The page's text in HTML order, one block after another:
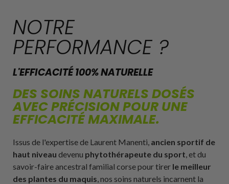
NOTRE
PERFORMANCE ?
L'EFFICACITÉ 100% NATURELLE
DES SOINS NATURELS DOSÉS
AVEC PRÉCISION POUR UNE
EFFICACITÉ MAXIMALE.
Issus de l'expertise de Laurent Manenti, ancien sportif de
haut niveau devenu phytothérapeute du sport , et du
savoir-faire ancestral familial corse pour tirer le meilleur
des plantes du maquis , nos soins naturels incarnent la